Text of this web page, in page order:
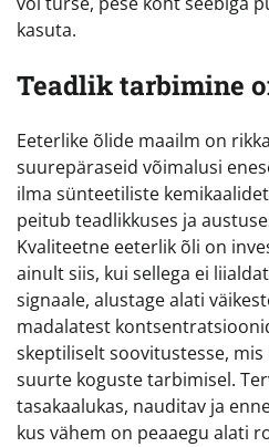
kasuta.
Teadlik tarbimine
Eeterlike õlide maailm on
suurepäraseid võimalusi
ilma sünteetiliste
peitub teadlikkuses ja
Kvaliteetne eeterlik õli on
ainult siis, kui sellega ei
signaale, alustage alati
madalatest
skeptiliselt soovitustesse,
suurte koguste tarbimisel.
tasakaalukas, nauditav ja
kus vähem on peaaegu alati